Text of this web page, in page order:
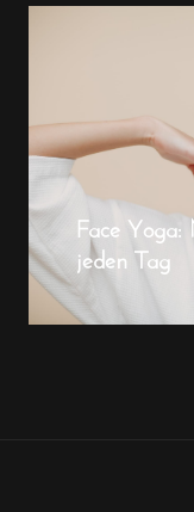
Face
jeden Tag